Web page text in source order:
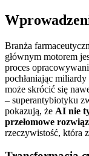
Branża
głównym motorem
proces
pochłaniając
może skrócić się
– superantybiotyku
pokazują, że AI nie
przełomowe
rzeczywistość, która